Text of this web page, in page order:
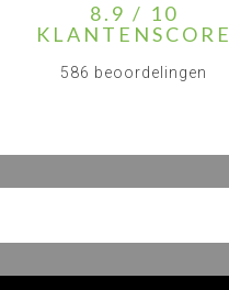
8.9 / 10
KLANTENSCORE
586 beoordelingen